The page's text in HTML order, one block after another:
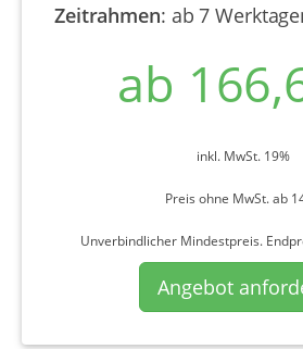
Zeitrahmen: ab 7
ab
inkl. MwSt. 19%
Preis ohne MwSt. ab
Unverbindlicher Mindestpreis.
Angebot